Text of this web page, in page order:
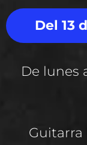
Del 13
De lunes
Guitarra